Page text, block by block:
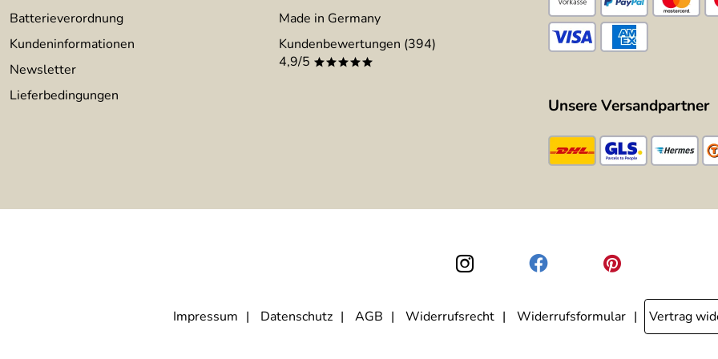
Batterieverordnung
Kundeninformationen
Newsletter
Lieferbedingungen
Made in Germany
Kundenbewertungen (394)
4,9/5 *****
Unsere Versandpartner
Impressum Datenschutz AGB Widerrufsrecht Widerrufsformular Vertrag